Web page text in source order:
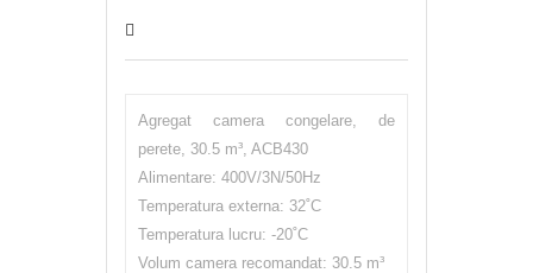
Agregat camera congelare, de
perete, 30.5 m³, ACB430
Alimentare: 400V/3N/50Hz
Temperatura externa: 32˚C
Temperatura lucru: -20˚C
Volum camera recomandat: 30.5 m³